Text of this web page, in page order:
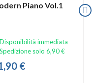
Piano Vol.1
Disponibilità immediata
Spedizione solo 6,90 €
€